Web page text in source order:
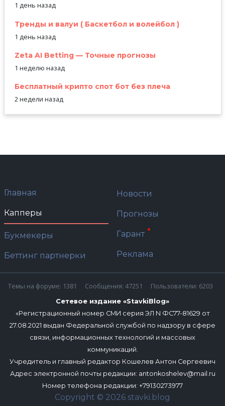
1 день назад
Тренды и валуи ( Баскетбол и волейбол )
1 день назад
Zeta AI Betting — Точные прогнозы
1 неделю назад
Бесплатный крипто спот бот без плеча
2 недели назад
Главная
Капперы
Букмекеры
Беттинг партнерки
Новости
Прогнозы
Гарант
Реклама
Сетевое издание «StavkiBlog»
«Регистрационный номер СМИ серия ЭЛ N ФС77-81629 от
27.08.2021 выдан Федеральной службой по надзору в сфере
связи, информационных технологий и массовых
коммуникаций.
Учредитель и главный редактор Кошелев Антон Сергеевич
Адрес электронной почты редакции: antonkoshelev@mail.ru
Номер телефона редакции: +79130273977
Copyright © 2026 stavki.blog
Темы на форуме: 1381 Сообщения: 47251 Пользователи: 6203